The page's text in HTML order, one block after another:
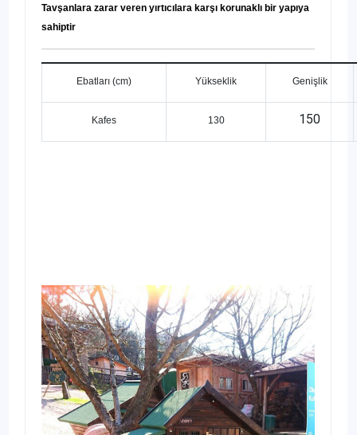
Tavşanlara zarar veren yırtıcılara karşı korunaklı bir yapıya
sahiptir
Ebatları (cm) Yükseklik Genişlik
Kafes 130 150